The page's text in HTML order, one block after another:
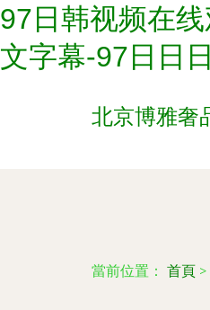
97日韩视频在
文字幕-97日日
北京博雅奢
當前位置： 首頁 >